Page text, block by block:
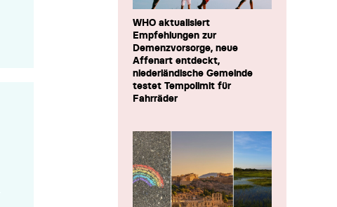
WHO aktualisiert
Empfehlungen zur
Demenzvorsorge, neue
Affenart entdeckt,
niederländische Gemeinde
testet Tempolimit für
Fahrräder